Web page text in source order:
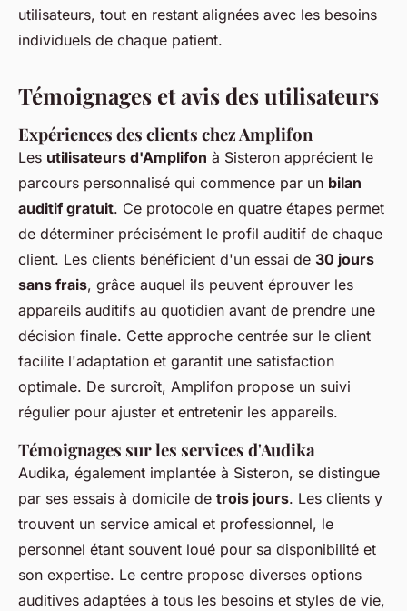
utilisateurs, tout en restant alignées avec les besoins
individuels de chaque patient.
Témoignages et avis des utilisateurs
Expériences des clients chez Amplifon
Les utilisateurs d'Amplifon à Sisteron apprécient le
parcours personnalisé qui commence par un bilan
auditif gratuit. Ce protocole en quatre étapes permet
de déterminer précisément le profil auditif de chaque
client. Les clients bénéficient d'un essai de 30 jours
sans frais, grâce auquel ils peuvent éprouver les
appareils auditifs au quotidien avant de prendre une
décision finale. Cette approche centrée sur le client
facilite l'adaptation et garantit une satisfaction
optimale. De surcroît, Amplifon propose un suivi
régulier pour ajuster et entretenir les appareils.
Témoignages sur les services d'Audika
Audika, également implantée à Sisteron, se distingue
par ses essais à domicile de trois jours. Les clients y
trouvent un service amical et professionnel, le
personnel étant souvent loué pour sa disponibilité et
son expertise. Le centre propose diverses options
auditives adaptées à tous les besoins et styles de vie,